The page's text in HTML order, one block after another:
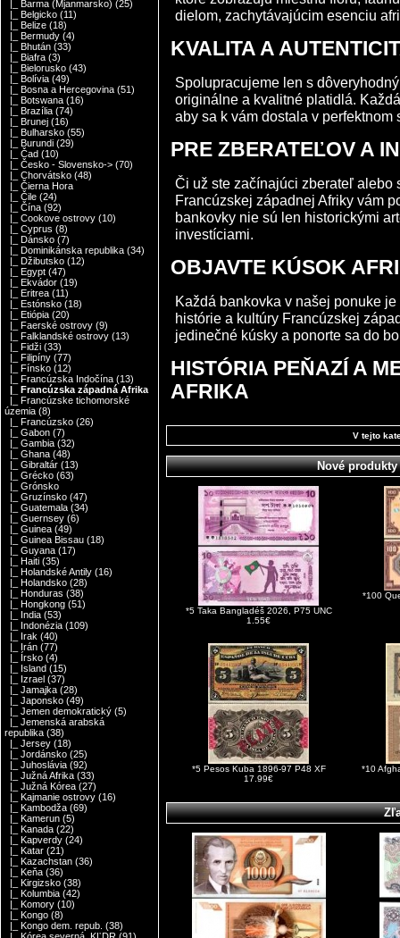
|_ Barma (Mjanmarsko) (25)
|_ Belgicko (11)
|_ Belize (18)
|_ Bermudy (4)
|_ Bhután (33)
|_ Biafra (3)
|_ Bielorusko (43)
|_ Bolívia (49)
|_ Bosna a Hercegovina (51)
|_ Botswana (16)
|_ Brazília (74)
|_ Brunej (16)
|_ Bulharsko (55)
|_ Burundi (29)
|_ Čad (10)
|_ Česko - Slovensko-> (70)
|_ Chorvátsko (48)
|_ Čierna Hora
|_ Čile (24)
|_ Čína (92)
|_ Cookove ostrovy (10)
|_ Cyprus (8)
|_ Dánsko (7)
|_ Dominikánska republika (34)
|_ Džibutsko (12)
|_ Egypt (47)
|_ Ekvádor (19)
|_ Eritrea (11)
|_ Estónsko (18)
|_ Etiópia (20)
|_ Faerské ostrovy (9)
|_ Falklandské ostrovy (13)
|_ Fidži (33)
|_ Filipíny (77)
|_ Fínsko (12)
|_ Francúzska Indočína (13)
|_ Francúzska západná Afrika
|_ Francúzske tichomorské
územia (8)
|_ Francúzsko (26)
|_ Gabon (7)
|_ Gambia (32)
|_ Ghana (48)
|_ Gibraltár (13)
|_ Grécko (63)
|_ Grónsko
|_ Gruzínsko (47)
|_ Guatemala (34)
|_ Guernsey (6)
|_ Guinea (49)
|_ Guinea Bissau (18)
|_ Guyana (17)
|_ Haiti (35)
|_ Holandské Antily (16)
|_ Holandsko (28)
|_ Honduras (38)
|_ Hongkong (51)
|_ India (53)
|_ Indonézia (109)
|_ Irak (40)
|_ Irán (77)
|_ Írsko (4)
|_ Island (15)
|_ Izrael (37)
|_ Jamajka (28)
|_ Japonsko (49)
|_ Jemen demokratický (5)
|_ Jemenská arabská
republika (38)
|_ Jersey (18)
|_ Jordánsko (25)
|_ Juhoslávia (92)
|_ Južná Afrika (33)
|_ Južná Kórea (27)
|_ Kajmanie ostrovy (16)
|_ Kambodža (69)
|_ Kamerun (5)
|_ Kanada (22)
|_ Kapverdy (24)
|_ Katar (21)
|_ Kazachstan (36)
|_ Keňa (36)
|_ Kirgizsko (38)
|_ Kolumbia (42)
|_ Komory (10)
|_ Kongo (8)
|_ Kongo dem. repub. (38)
dielom, zachytávajúcim esenciu
KVALITA A
Spolupracujeme len s
originálne a kvalitné platidlá.
aby sa k vám dostala v perfektnom
PRE ZBERATEĽOV A
Či už ste začínajúci zberateľ alebo
Francúzskej západnej Afriky vám
bankovky nie sú len historickými
investíciami.
OBJAVTE KÚSOK
Každá bankovka v našej ponuke
histórie a kultúry Francúzskej
jedinečné kúsky a ponorte sa do
HISTÓRIA PEŇAZÍ A
AFRIKA
V tejto
Nové produkty
*5 Taka Bangladéš 2026, P75 UNC
1.55€
*100
*5 Pesos Kuba 1896-97 P48 XF
17.99€
*10